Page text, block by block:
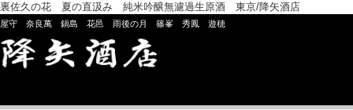
裏佐久の花 夏の直汲み 純米吟醸無濾過生原酒 東京/降矢酒店
屋守 奈良萬 鍋島 花邑 雨後の月 篠峯 秀鳳 遊穂